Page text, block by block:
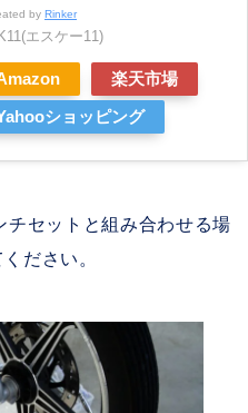
by Rinker
エスケー11)
楽天市場
ショッピング
チセットと組み合わせる場
ださい。